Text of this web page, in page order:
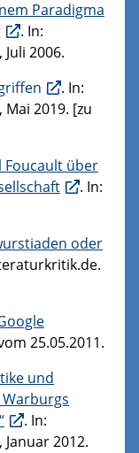
Paradigma
. In:
2006.
. In:
2019. [zu
Foucault über
. In:
oder
25.05.2011.
und
. In:
2012.